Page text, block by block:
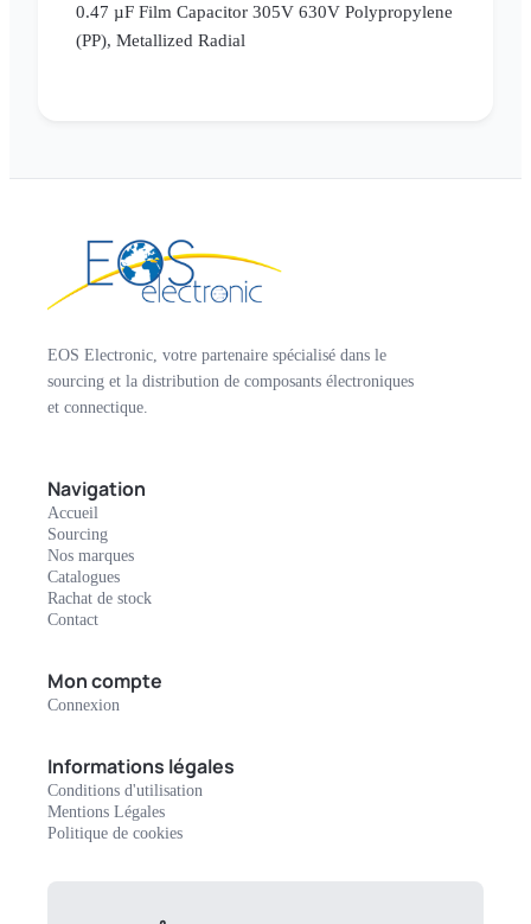
0.47 µF Film Capacitor 305V 630V Polypropylene
(PP), Metallized Radial
EOS Electronic, votre partenaire spécialisé dans le
sourcing et la distribution de composants électroniques
et connectique.
Navigation
Accueil
Sourcing
Nos marques
Catalogues
Rachat de stock
Contact
Mon compte
Connexion
Informations légales
Conditions d'utilisation
Mentions Légales
Politique de cookies